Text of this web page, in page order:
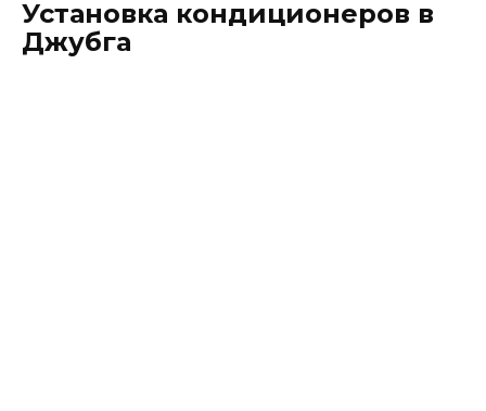
Перейти
содержанию
Установка кондиционеров в
Джубга